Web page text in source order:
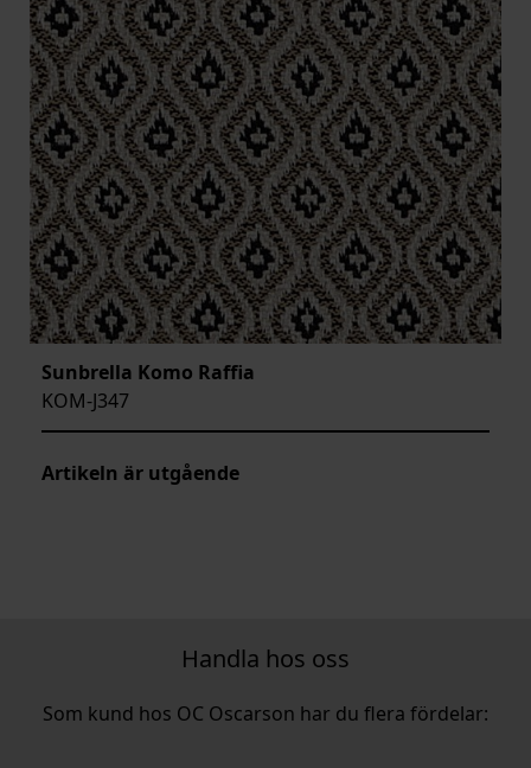
Sunbrella Komo Raffia
KOM-J347
Artikeln är utgående
Handla hos oss
Som kund hos OC Oscarson har du flera fördelar: